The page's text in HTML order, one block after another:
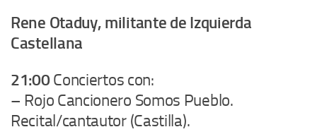
Rene Otaduy, militante de Izquierda
Castellana
21:00Conciertos con:
– Rojo Cancionero Somos Pueblo.
Recital/cantautor (Castilla).